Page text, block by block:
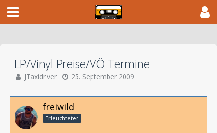
LP/Vinyl Preise/VÖ Termine
JTaxidriver 25. September 2009
freiwild
Erleuchteter